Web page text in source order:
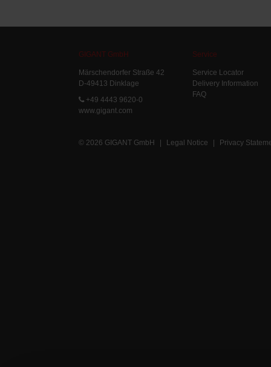
GIGANT GmbH
Märschendorfer Straße 42
D-49413 Dinklage
+49 4443 9620-0
www.gigant.com
Service
Service Locator
Delivery Information
FAQ
© 2026 GIGANT GmbH | Legal Notice | Privacy